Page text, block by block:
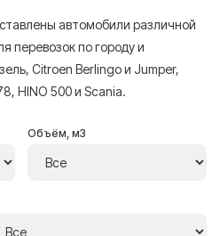
автомобили различной
перевозок по городу и
Citroen Berlingo и Jumper,
HINO 500 и Scania.
Объём, м3